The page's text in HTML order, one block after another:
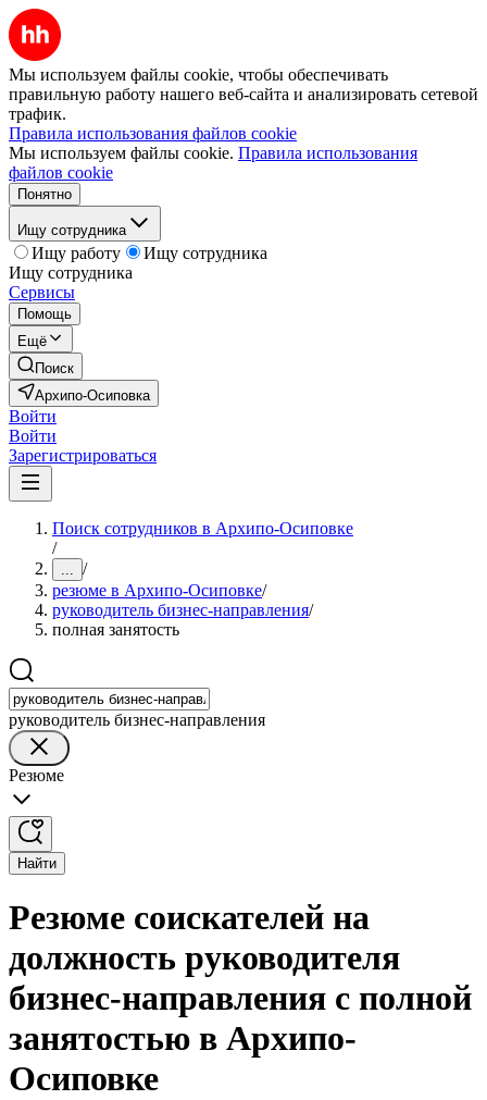
Мы используем файлы cookie, чтобы обеспечивать
правильную работу нашего веб-сайта и анализировать сетевой
трафик.
Правила использования файлов cookie
Мы используем файлы cookie. Правила использования
файлов cookie
Понятно
Ищу сотрудника
Ищу работу
Ищу сотрудника
Ищу сотрудника
Сервисы
Помощь
Ещё
Поиск
Архипо-Осиповка
Войти
Войти
Зарегистрироваться
Поиск сотрудников в Архипо-Осиповке
/
... /
резюме в Архипо-Осиповке/
руководитель бизнес-направления/
полная занятость
руководитель бизнес-направления
Резюме
Найти
Резюме соискателей на
должность руководителя
бизнес-направления с полной
занятостью в Архипо-
Осиповке